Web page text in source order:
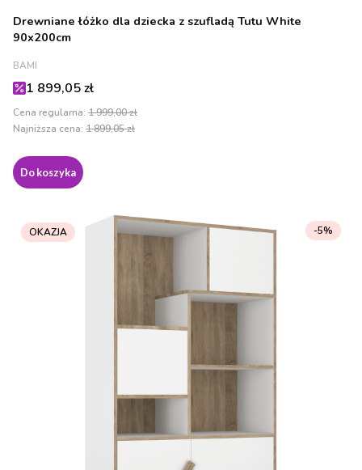
Drewniane łóżko dla dziecka z szufladą Tutu White
90x200cm
PRODUCENT
BAMI
Cena promocyjna
1 899,05 zł
Cena regularna: 1 999,00 zł
Najniższa cena: 1 899,05 zł
Do koszyka
OKAZJA -5%